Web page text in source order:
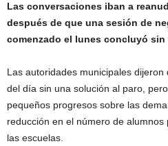
Las conversaciones iban a
después de que una sesión de
comenzado el lunes concluyó
Las autoridades municipales
del día sin una solución al paro,
pequeños progresos sobre las
reducción en el número de
las escuelas.